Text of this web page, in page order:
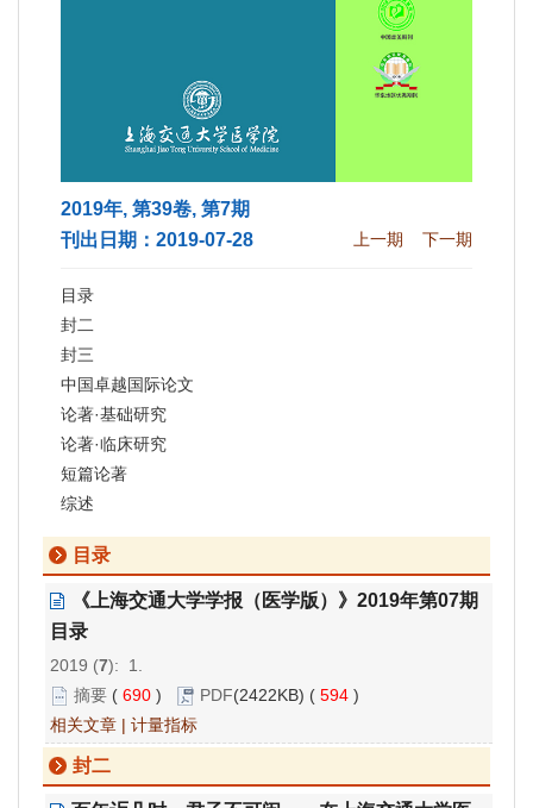
2019年, 第39卷, 第7期
刊出日期：2019-07-28
上一期 下一期
目录
封二
封三
中国卓越国际论文
论著·基础研究
论著·临床研究
短篇论著
综述
目录
《上海交通大学学报（医学版）》2019年第07期
目录
2019 (7): 1.
摘要 ( 690 ) PDF(2422KB) ( 594 )
相关文章 | 计量指标
封二